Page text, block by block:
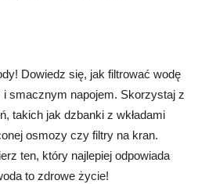
Dowiedz się, jak filtrować wodę
smacznym napojem. Skorzystaj z
takich jak dzbanki z wkładami
osmozy czy filtry na kran.
ten, który najlepiej odpowiada
to zdrowe życie!